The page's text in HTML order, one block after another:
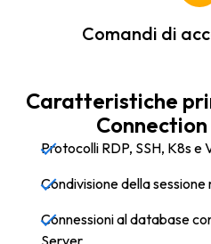
Comandi di
Caratteristiche
Protocolli RDP, SSH, K8s e
Condivisione della
Connessioni al database